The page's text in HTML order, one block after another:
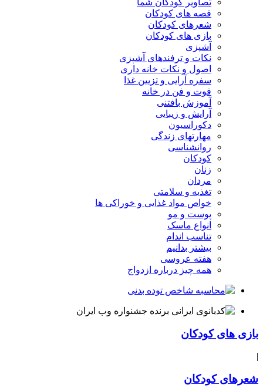
قصه های کودکان
شعرهای کودکان
بازی های کودکان
آشپزی
نکات و ترفندهای آشپزی
اصول و نکات خانه داری
سفره آرایی و تزیین غذا
فوت و فن در خانه
آموزش بافتنی
آرایش و زیبایی
دکوراسیون
مهارتهای زندگی
روانشناسی
کودکان
زنان
مردان
تغذیه و سلامتی
خواص مواد غذایی و خوراکی ها
پوست و مو
انواع ماسک
تناسب اندام
بیشتر بدانیم
هفته عروسی
همه چیز درباره ازدواج
بازی های کودکان
|
شعرهای کودکان